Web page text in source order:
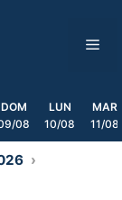
DOM
08
LUN
10/08
MAR
11/08